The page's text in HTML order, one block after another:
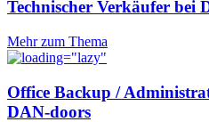
Technischer Verkäufer bei
Mehr zum Thema
Office Backup /
DAN-doors